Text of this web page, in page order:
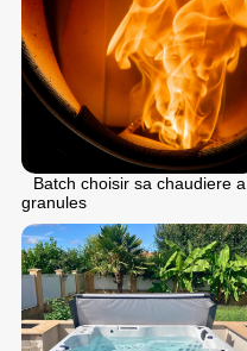
Batch choisir sa chaudiere a
granules